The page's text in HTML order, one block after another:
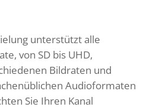
unterstützt alle
von SD bis UHD,
Bildraten und
Audioformaten
Sie Ihren Kanal